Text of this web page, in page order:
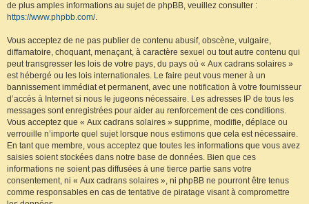
de plus amples informations au sujet de phpBB, veuillez consulter :
https://www.phpbb.com/.
Vous acceptez de ne pas publier de contenu abusif, obscène, vulgaire,
diffamatoire, choquant, menaçant, à caractère sexuel ou tout autre contenu qui
peut transgresser les lois de votre pays, du pays où « Aux cadrans solaires »
est hébergé ou les lois internationales. Le faire peut vous mener à un
bannissement immédiat et permanent, avec une notification à votre fournisseur
d’accès à Internet si nous le jugeons nécessaire. Les adresses IP de tous les
messages sont enregistrées pour aider au renforcement de ces conditions.
Vous acceptez que « Aux cadrans solaires » supprime, modifie, déplace ou
verrouille n’importe quel sujet lorsque nous estimons que cela est nécessaire.
En tant que membre, vous acceptez que toutes les informations que vous avez
saisies soient stockées dans notre base de données. Bien que ces
informations ne soient pas diffusées à une tierce partie sans votre
consentement, ni « Aux cadrans solaires », ni phpBB ne pourront être tenus
comme responsables en cas de tentative de piratage visant à compromettre